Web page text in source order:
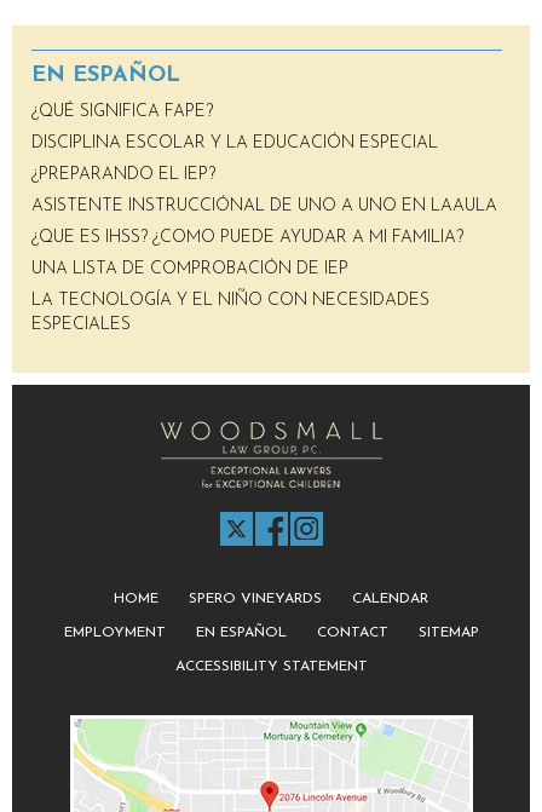
EN ESPAÑOL
¿QUÉ SIGNIFICA FAPE?
DISCIPLINA ESCOLAR Y LA EDUCACIÓN ESPECIAL
¿PREPARANDO EL IEP?
ASISTENTE INSTRUCCIÓNAL DE UNO A UNO EN LAAULA
¿QUE ES IHSS? ¿COMO PUEDE AYUDAR A MI FAMILIA?
UNA LISTA DE COMPROBACIÓN DE IEP
LA TECNOLOGÍA Y EL NIÑO CON NECESIDADES
ESPECIALES
HOME SPERO VINEYARDS CALENDAR
EMPLOYMENT EN ESPAÑOL CONTACT SITEMAP
ACCESSIBILITY STATEMENT